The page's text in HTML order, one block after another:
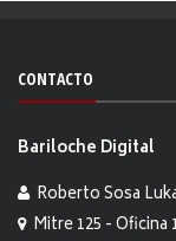
CONTACTO
Bariloche Digital
Roberto Sosa
Mitre 125 - Oficina